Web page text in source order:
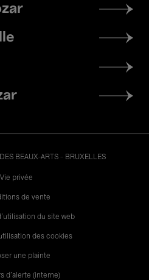
BEAUX-ARTS - BRUXELLES
Vie privée
de vente
du site web
des cookies
une plainte
d’alerte (interne)